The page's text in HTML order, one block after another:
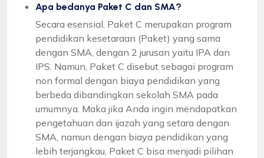
Apa bedanya Paket C dan SMA?
Secara esensial, Paket C merupakan program
pendidikan kesetaraan (Paket) yang sama
dengan SMA, dengan 2 jurusan yaitu IPA dan
IPS. Namun, Paket C disebut sebagai program
non formal dengan biaya pendidikan yang
berbeda dibandingkan sekolah SMA pada
umumnya. Maka jika Anda ingin mendapatkan
pengetahuan dan ijazah yang setara dengan
SMA, namun dengan biaya pendidikan yang
lebih terjangkau, Paket C bisa menjadi pilihan